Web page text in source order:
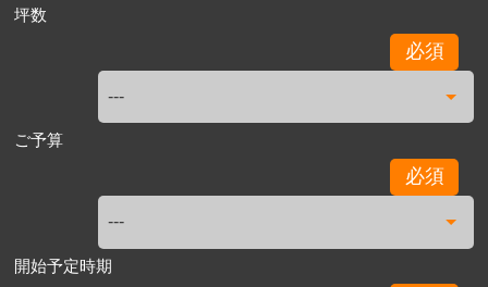
坪数
必須
ご予算
必須
開始予定時期